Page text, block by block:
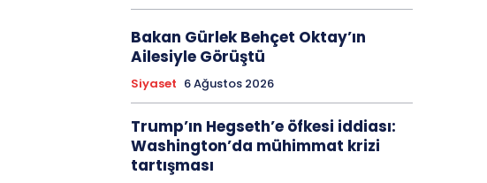
Bakan Gürlek Behçet Oktay’ın
Ailesiyle Görüştü
Siyaset 6 Ağustos 2026
Trump’ın Hegseth’e öfkesi iddiası:
Washington’da mühimmat krizi
tartışması